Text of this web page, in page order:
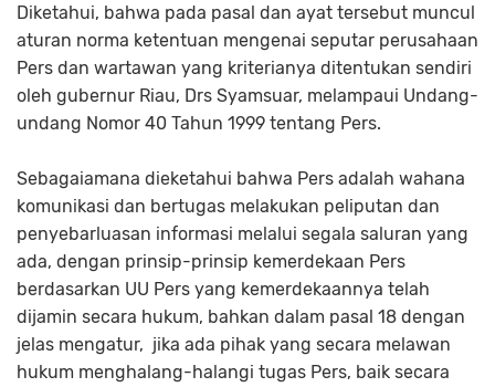
Diketahui, bahwa pada pasal dan ayat tersebut muncul
aturan norma ketentuan mengenai seputar perusahaan
Pers dan wartawan yang kriterianya ditentukan sendiri
oleh gubernur Riau, Drs Syamsuar, melampaui Undang-
undang Nomor 40 Tahun 1999 tentang Pers.
Sebagaiamana dieketahui bahwa Pers adalah wahana
komunikasi dan bertugas melakukan peliputan dan
penyebarluasan informasi melalui segala saluran yang
ada, dengan prinsip-prinsip kemerdekaan Pers
berdasarkan UU Pers yang kemerdekaannya telah
dijamin secara hukum, bahkan dalam pasal 18 dengan
jelas mengatur, jika ada pihak yang secara melawan
hukum menghalang-halangi tugas Pers, baik secara